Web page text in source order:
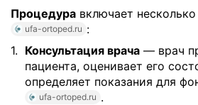
Процедура включает
ufa-ortoped.ru :
Консультация врача — врач
пациента, оценивает его
определяет показания для
ufa-ortoped.ru .